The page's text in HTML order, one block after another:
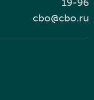
19-96
cbo@cbo.ru